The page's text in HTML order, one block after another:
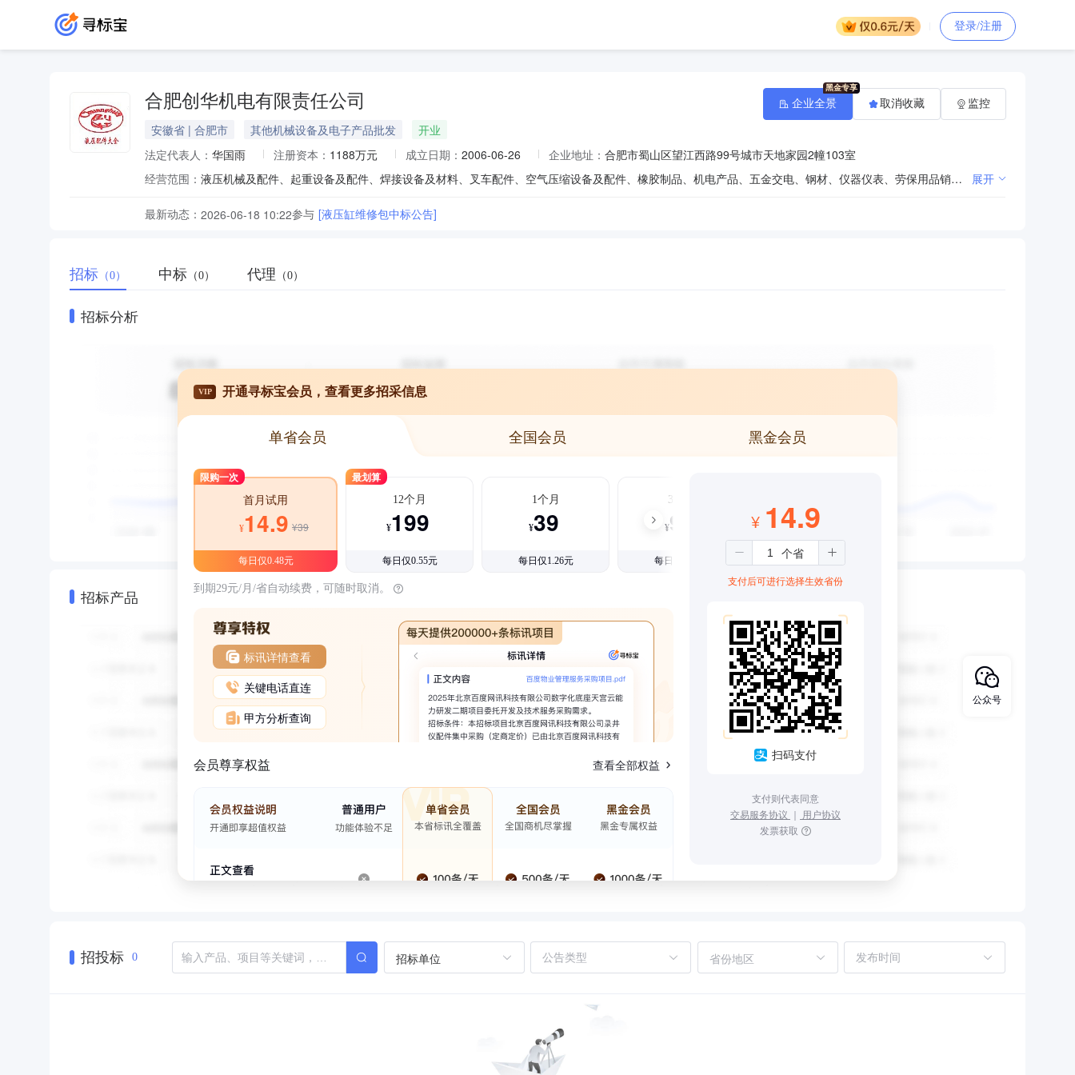
登录/注册
合肥创华机电有限责任公司
安徽省 | 合肥市 其他机械设备及电子产品批发
开业
法定代表人： 华国雨 注册资本： 1188万元 成立日期： 2006-06-26 企业地址： 合肥市蜀山区望江西路99号城市天地家园2幢103室
经营范围：
液压机械及配件、起重设备及配件、焊接设备及材料、叉车配件、空气压缩设备及配件、橡胶制品、机电产品、五金交电、钢材、仪器仪表、劳保用品销售；液压系统、液压油缸及机械设备维修制造（限分支机构经营）。（依法须经批准的项目，经相关部门批准后方可开展经营活动） 展开
最新动态： 2026-06-18 10:22参与 [液压缸维修包中标公告]
企业全景 取消收藏 监控
招标 （0） 中标 （0） 代理 （0）
招标分析
招标产品
VIP 开通寻标宝会员，查看更多招采信息
单省会员 全国会员 黑金会员
限购一次
首月试用
¥14.9 ¥39
每日仅0.48元
最划算
12个月
¥199
每日仅0.55元
1个月
¥39
每日仅1.26元
3个月
¥99
每日仅1.08元
到期29元/月/省自动续费，可随时取消。
标讯详情查看
关键电话直连
甲方分析查询
会员尊享权益 查看全部权益
¥ 14.9
支付后可进行选择生效省份
扫码支付
支付则代表同意
交易服务协议 ｜ 用户协议
发票获取
招投标 0 招标单位 省份地区
公众号